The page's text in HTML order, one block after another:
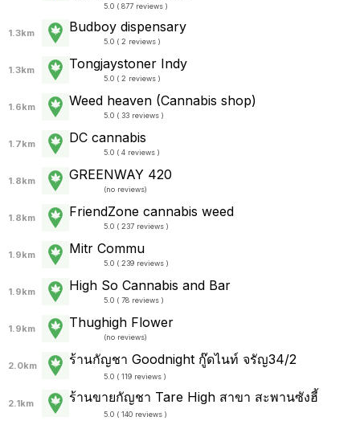
5.0 ( 877 reviews )
1.3km Budboy dispensary
5.0 ( 2 reviews )
1.3km Tongjaystoner Indy
5.0 ( 2 reviews )
1.6km Weed heaven (Cannabis shop)
5.0 ( 33 reviews )
1.7km DC cannabis
5.0 ( 4 reviews )
1.8km GREENWAY 420
(no reviews)
1.8km FriendZone cannabis weed
5.0 ( 237 reviews )
1.9km Mitr Commu
5.0 ( 239 reviews )
1.9km High So Cannabis and Bar
5.0 ( 78 reviews )
1.9km Thughigh Flower
(no reviews)
2.0km ร้านกัญชา Goodnight กู๊ดไนท์ จรัญ34/2
5.0 ( 119 reviews )
2.1km ร้านขายกัญชา Tare High สาขา สะพานซังฮี้
5.0 ( 140 reviews )